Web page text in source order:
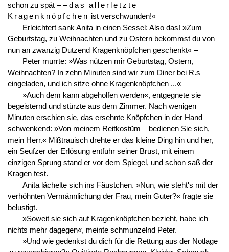
schon zu spät – –das allerletzte
Kragenknöpfchen ist verschwunden!«
Erleichtert sank Anita in einen Sessel: Also das! »Zum
Geburtstag, zu Weihnachten und zu Ostern bekommst du von
nun an zwanzig Dutzend Kragenknöpfchen geschenkt« –
Peter murrte: »Was nützen mir Geburtstag, Ostern,
Weihnachten? In zehn Minuten sind wir zum Diner bei R.s
eingeladen, und ich sitze ohne Kragenknöpfchen ...«
»Auch dem kann abgeholfen werden«, entgegnete sie
begeisternd und stürzte aus dem Zimmer. Nach wenigen
Minuten erschien sie, das ersehnte Knöpfchen in der Hand
schwenkend: »Von meinem Reitkostüm – bedienen Sie sich,
mein Herr.« Mißtrauisch drehte er das kleine Ding hin und her,
ein Seufzer der Erlösung entfuhr seiner Brust, mit einem
einzigen Sprung stand er vor dem Spiegel, und schon saß der
Kragen fest.
Anita lächelte sich ins Fäustchen. »Nun, wie steht's mit der
verhöhnten Vermännlichung der Frau, mein Guter?« fragte sie
belustigt.
»Soweit sie sich auf Kragenknöpfchen bezieht, habe ich
nichts mehr dagegen«, meinte schmunzelnd Peter.
»Und wie gedenkst du dich für die Rettung aus der Notlage